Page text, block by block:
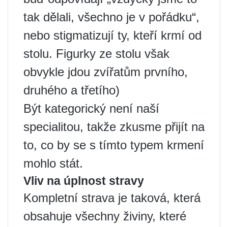
tak dělali, všechno je v pořádku“,
nebo stigmatizují ty, kteří krmí od
stolu. Figurky ze stolu však
obvykle jdou zvířatům prvního,
druhého a třetího)
Být kategorický není naší
specialitou, takže zkusme přijít na
to, co by se s tímto typem krmení
mohlo stát.
Vliv na úplnost stravy
Kompletní strava je taková, která
obsahuje všechny živiny, které